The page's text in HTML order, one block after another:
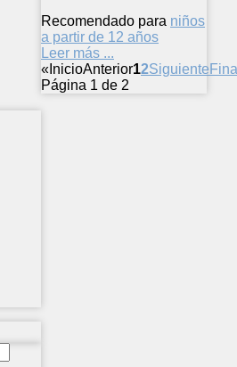
Recomendado para niños
a partir de 12 años
Leer más ...
« InicioAnterior12Siguiente
Página 1 de 2